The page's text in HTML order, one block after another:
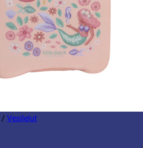
/ Vesilelut